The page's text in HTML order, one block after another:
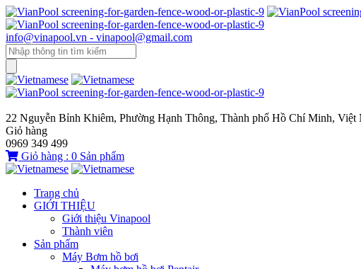
info@vinapool.vn - vinapool@gmail.com
22 Nguyễn Bỉnh Khiêm, Phường Hạnh Thông, Thành phố Hồ Chí Minh, Việt
Giỏ hàng
0969 349 499
Giỏ hàng : 0 Sản phẩm
Trang chủ
GIỚI THIỆU
Giới thiệu Vinapool
Thành viên
Sản phẩm
Máy Bơm hồ bơi